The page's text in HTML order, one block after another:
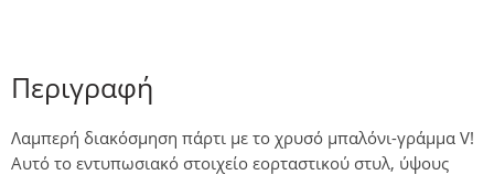
Περιγραφή
Λαμπερή διακόσμηση πάρτι με το χρυσό μπαλόνι-γράμμα V!
Αυτό το εντυπωσιακό στοιχείο εορταστικού στυλ, ύψους